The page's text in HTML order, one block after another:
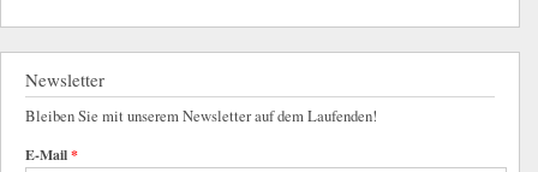
Newsletter
Bleiben Sie mit unserem Newsletter auf dem Laufenden!
E-Mail*